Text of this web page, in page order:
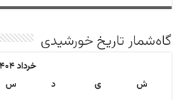
گاه‌شمار تاریخ خورشیدی
خرداد ۱۴۰۴
ش
ی د س